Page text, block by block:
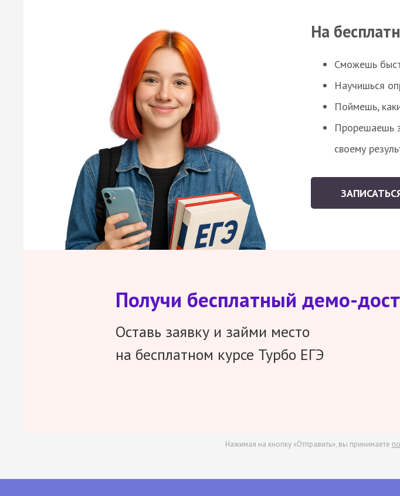
На
Сможешь
Научишься
Поймешь,
Прорешаешь
своему
Получи бесплатный демо-
Оставь заявку и займи место
на бесплатном курсе Турбо ЕГЭ
Нажимая на кнопку «Отправить», вы принимаете